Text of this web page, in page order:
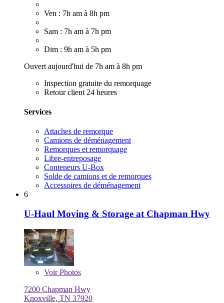
Ven : 7h am à 8h pm
Sam : 7h am à 7h pm
Dim : 9h am à 5h pm
Ouvert aujourd'hui de 7h am à 8h pm
Inspection gratuite du remorquage
Retour client 24 heures
Services
Attaches de remorque
Camions de déménagement
Remorques et remorquage
Libre-entreposage
Conteneurs U-Box
Solde de camions et de remorques
Accessoires de déménagement
6
U-Haul Moving & Storage at Chapman Hwy
VoirPhotos
7200 Chapman Hwy
Knoxville, TN 37920